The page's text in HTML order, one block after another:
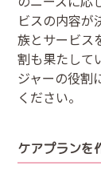
ビスの内容が
族とサービス
割も果たして
ジャーの役割
ください。
ケアプランを